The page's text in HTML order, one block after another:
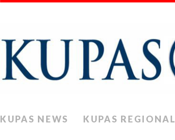
KUPAS NEWS KUPAS REGIONAL